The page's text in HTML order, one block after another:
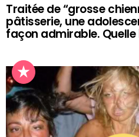
Traitée de “grosse
pâtisserie, une
façon admirable. Quelle